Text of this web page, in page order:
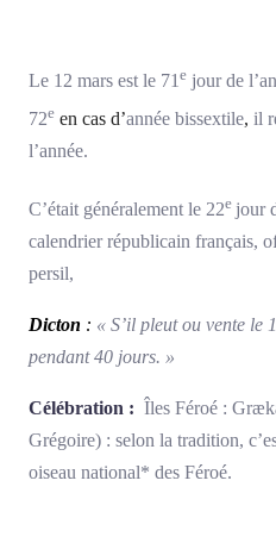
Le 12 mars est le 71 e jour de
72e en cas d’année bissextile, il
l’année.
C’était généralement le 22e jour
calendrier républicain français,
persil,
Dicton : « S’il pleut ou vente le
pendant 40 jours. »
Célébration : Îles Féroé :
Grégoire) : selon la tradition,
oiseau national* des Féroé.